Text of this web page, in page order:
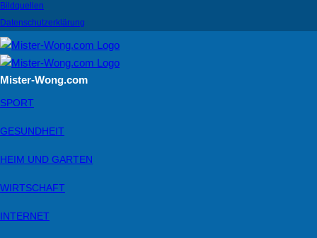
Bildquellen
Datenschutzerklärung
Mister-Wong.com
SPORT
GESUNDHEIT
HEIM UND GARTEN
WIRTSCHAFT
INTERNET